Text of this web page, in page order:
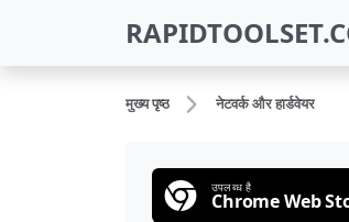
मुख्य पृष्ठ नेटवर्क और हार्डवेयर
उपलब्ध है
Chrome Web